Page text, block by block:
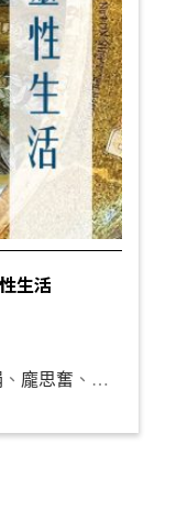
生活
、 龐思奮 、 何威達